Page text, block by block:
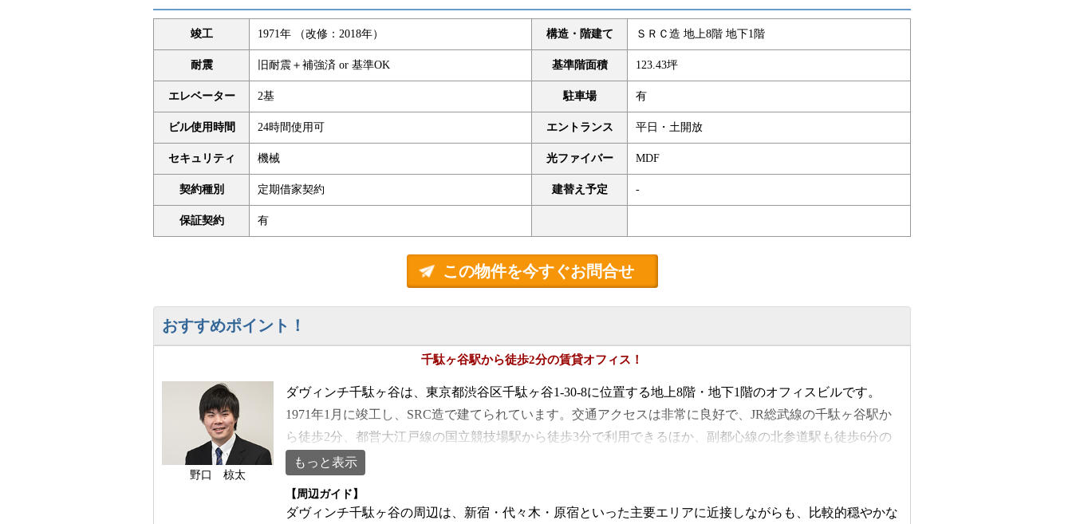
竣工 1971年 （改修：2018年） 構造・階建て ＳＲＣ造 地上8階 地下1階
耐震 旧耐震＋補強済 or 基準OK 基準階面積 123.43坪
エレベーター 2基 駐車場 有
ビル使用時間 24時間使用可 エントランス 平日・土開放
セキュリティ 機械 光ファイバー MDF
契約種別 定期借家契約 建替え予定 -
保証契約 有
この物件を今すぐお問合せ
おすすめポイント！
千駄ヶ谷駅から徒歩2分の賃貸オフィス！
野口 椋太
ダヴィンチ千駄ヶ谷は、東京都渋谷区千駄ヶ谷1-30-8に位置する地上8階・地下1階のオフィスビルです。
1971年1月に竣工し、SRC造で建てられています。交通アクセスは非常に良好で、JR総武線の千駄ヶ谷駅か
ら徒歩2分、都営大江戸線の国立競技場駅から徒歩3分で利用できるほか、副都心線の北参道駅も徒歩6分の
距離にあります。さらにJR山手線・総武線が利用できる代々木駅も徒歩10分圏内にあり、複数路線を活用で
がスムーズです。通信インフラは光回線のMDFが導入されており、高速インターネット環境の構築が可能で
もっと表示
【周辺ガイド】
ダヴィンチ千駄ヶ谷の周辺は、新宿・代々木・原宿といった主要エリアに近接しながらも、比較的穏やかな